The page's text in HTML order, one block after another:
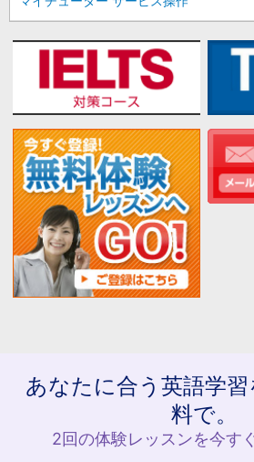
あなたに合う英語学
料で。
2回の体験レッスンを今す